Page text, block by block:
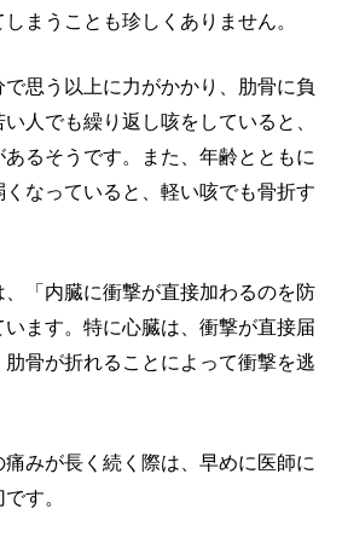
まうことも珍しくありません。
思う以上に力がかかり、肋骨に負
人でも繰り返し咳をしていると、
るそうです。また、年齢とともに
くなっていると、軽い咳でも骨折す
「内臓に衝撃が直接加わるのを防
ます。特に心臓は、衝撃が直接届
肋骨が折れることによって衝撃を逃
みが長く続く際は、早めに医師に
す。